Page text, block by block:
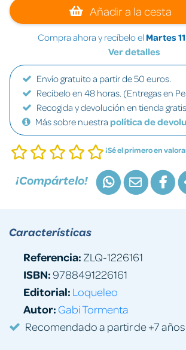
Añadir a la cesta
Compra ahora y recíbelo el Martes
Ver detalles
Envío gratuito a partir de 50 euros.
Recíbelo en 48 horas. (Entregas en
Recogida y devolución en tienda
Más sobre nuestra política de
¡Sé el primero en
¡Compártelo!
Características
Referencia: ZLQ-1226161
ISBN:9788491226161
Editorial: Loqueleo
Autor: Gabi Tormenta
Recomendado a partir de +7 años